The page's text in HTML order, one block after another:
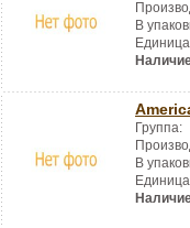
В
Группа:
В